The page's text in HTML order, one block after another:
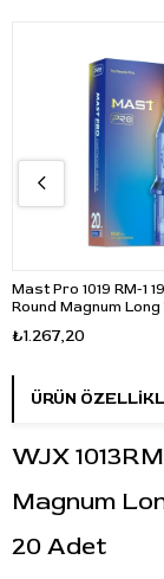
Mast Pro 1019 RM-1
Round Magnum
₺1.267,20
ÜRÜN
WJX
Magnum
20 Adet